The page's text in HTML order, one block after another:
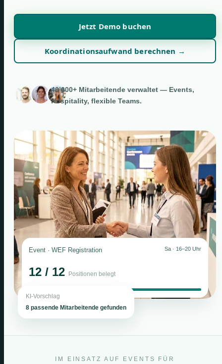
Jetzt Demo buchen
Koordinationsaufwand berechnen →
40’000+ Mitarbeitende verwaltet — Events,
Hospitality, flexible Teams.
Event · WEF Registration Sa · 16–20 Uhr
12 / 12 Positionen belegt
KI-Vorschlag
8 passende Mitarbeitende gefunden
IM EINSATZ AUF EVENTS FÜR